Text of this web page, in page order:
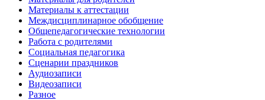
Материалы к аттестации
Междисциплинарное обобщение
Общепедагогические технологии
Работа с родителями
Социальная педагогика
Сценарии праздников
Аудиозаписи
Видеозаписи
Разное